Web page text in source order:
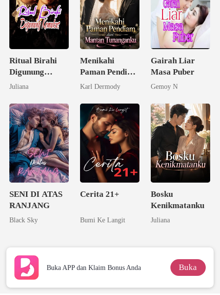
Ritual Birahi
Digunung
Keramat
Juliana
Menikahi
Paman Pendiam
dari Mantan
Karl Dermody
Gairah Liar
Masa Puber
Gemoy N
SENI DI ATAS
RANJANG
Black Sky
Cerita 21+
Bumi Ke Langit
Bosku
Kenikmatanku
Juliana
Buka APP dan Klaim Bonus Anda Buka